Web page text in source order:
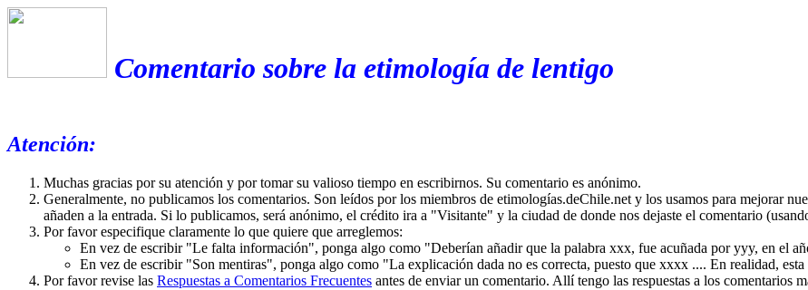
Comentario sobre la etimología de lentigo
Atención:
Muchas gracias por su atención y por tomar su valioso tiempo en escribirnos. Su comentario es anónimo.
Generalmente, no publicamos los comentarios. Son leídos por los miembros de etimologías.deChile.net y los usamos para mejorar
añaden a la entrada. Si lo publicamos, será anónimo, el crédito ira a "Visitante" y la ciudad de donde nos dejaste el comentario
Por favor especifique claramente lo que quiere que arreglemos:
En vez de escribir "Le falta información", ponga algo como "Deberían añadir que la palabra xxx, fue acuñada por yyy, en el
En vez de escribir "Son mentiras", ponga algo como "La explicación dada no es correcta, puesto que xxxx .... En realidad,
Por favor revise las Respuestas a Comentarios Frecuentes antes de enviar un comentario. Allí tengo las respuestas a los comentarios